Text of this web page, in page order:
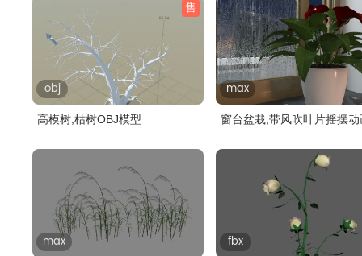
售
obj
高模树,枯树OBJ模型
max
窗台盆栽,带风吹叶片摇摆动
max fbx